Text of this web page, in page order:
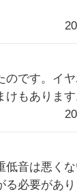
のです。イ
もあります
低音は悪く
る必要があ